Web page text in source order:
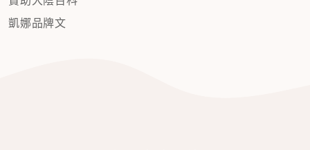
凱娜品牌文